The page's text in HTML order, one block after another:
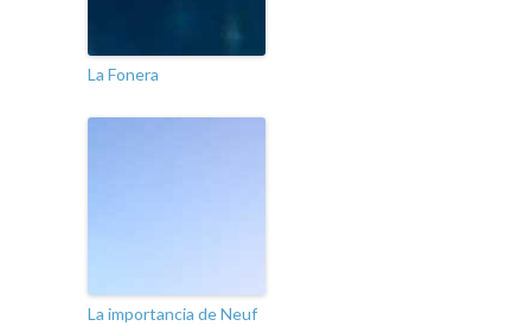
La Fonera
La importancia de Neuf